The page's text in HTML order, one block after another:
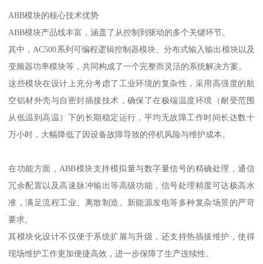
ABB模块的核心技术优势
ABB模块产品线丰富，涵盖了从控制到驱动的多个关键环节。
其中，AC500系列可编程逻辑控制器模块、分布式输入输出模块以及
变频器功率模块等，共同构成了一个完整而灵活的系统解决方案。
这些模块在设计上充分考虑了工业环境的复杂性，采用高强度的航
空铝材外壳与自密封插接技术，确保了在极端温度环境（耐受范围
从低温到高温）下的长期稳定运行，平均无故障工作时间长达数十
万小时，大幅降低了因设备故障导致的停机风险与维护成本。
在功能方面，ABB模块支持模拟量与数字量信号的精确处理，通信
冗余配置以及高速脉冲输出等高级功能，信号处理精度可达极高水
准，满足流程工业、离散制造、新能源发电等多种复杂场景的严苛
要求。
其模块化设计不仅便于系统扩展与升级，还支持热插拔维护，使得
现场维护工作更加便捷高效，进一步保障了生产连续性。